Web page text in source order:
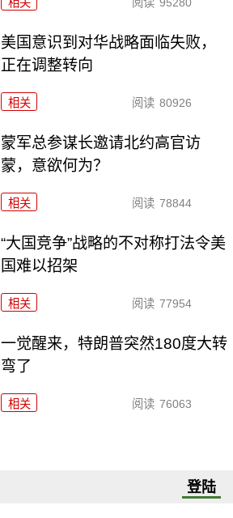
相关 阅读 95280
美国意识到对华战略面临失败，
正在调整转向
相关 阅读 80926
​蒙军总参谋长邀请北约高官访
蒙，意欲何为？
相关 阅读 78844
“大国竞争”战略的不对称打法令美
国难以招架
相关 阅读 77954
一觉醒来，特朗普突然180度大转
弯了
相关 阅读 76063
登陆